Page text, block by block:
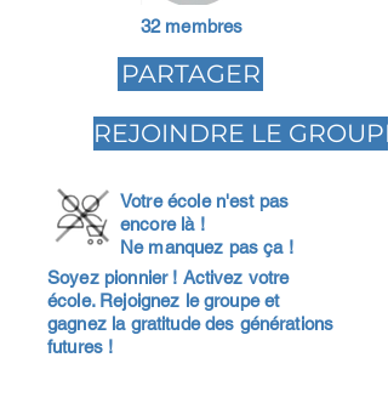
32 membres
PARTAGER
REJOINDRE LE GROUPE
Votre école n'est pas
encore là !
Ne manquez pas ça !
Soyez pionnier ! Activez votre
école. Rejoignez le groupe et
gagnez la gratitude des générations
futures !